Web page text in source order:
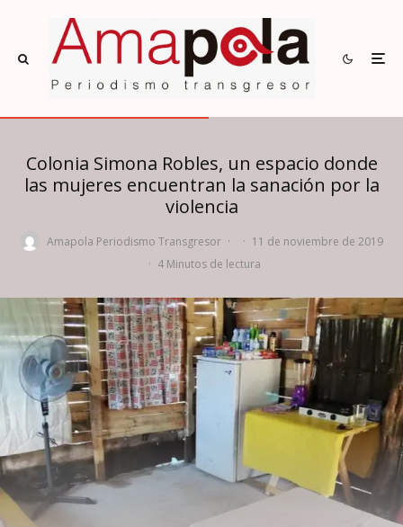
Colonia Simona Robles, un espacio donde
las mujeres encuentran la sanación por la
violencia
Amapola Periodismo Transgresor · · 11 de noviembre de 2019
· 4 Minutos de lectura